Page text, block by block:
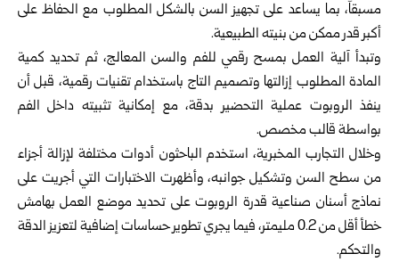
مسبقاً، بما يساعد على تجهيز السن بالشكل المطلوب مع الحفاظ على
أكبر قدر ممكن من بنيته الطبيعية.
وتبدأ آلية العمل بمسح رقمي للفم والسن المعالج، ثم تحديد كمية
المادة المطلوب إزالتها وتصميم التاج باستخدام تقنيات رقمية، قبل أن
ينفذ الروبوت عملية التحضير بدقة، مع إمكانية تثبيته داخل الفم
بواسطة قالب مخصص.
وخلال التجارب المخبرية، استخدم الباحثون أدوات مختلفة لإزالة أجزاء
من سطح السن وتشكيل جوانبه، وأظهرت الاختبارات التي أجريت على
نماذج أسنان صناعية قدرة الروبوت على تحديد موضع العمل بهامش
خطأ أقل من 0.2 مليمتر، فيما يجري تطوير حساسات إضافية لتعزيز الدقة
والتحكم.